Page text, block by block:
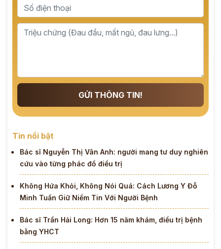
GỬI THÔNG TIN!
Tin nổi bật
Bác sĩ Nguyễn Thị Vân Anh: người mang tư duy nghiên
cứu vào từng phác đồ điều trị
Không Hứa Khỏi, Không Nói Quá: Cách Lương Y Đỗ
Minh Tuấn Giữ Niềm Tin Với Người Bệnh
Bác sĩ Trần Hải Long: Hơn 15 năm khám, điều trị bệnh
bằng YHCT